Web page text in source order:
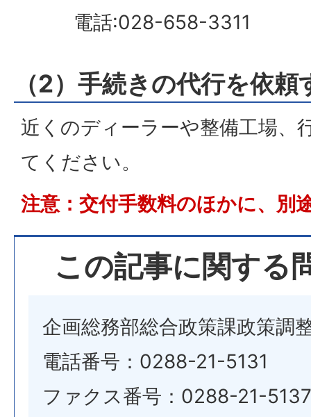
電話:028-658-3311
（2）手続きの代行を依頼
近くのディーラーや整備工場、
てください。
注意：交付手数料のほかに、別
この記事に関する
企画総務部総合政策課政策調
電話番号：0288-21-5131
ファクス番号：0288-21-5137